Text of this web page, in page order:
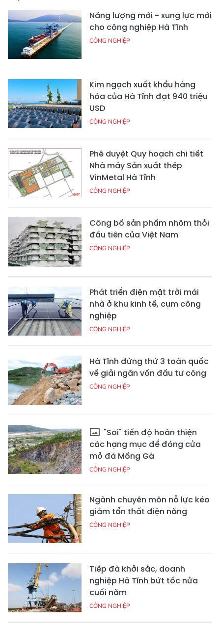
Năng lượng mới - xung lực mới
cho công nghiệp Hà Tĩnh
CÔNG NGHIỆP
Kim ngạch xuất khẩu hàng
hóa của Hà Tĩnh đạt 940 triệu
USD
CÔNG NGHIỆP
Phê duyệt Quy hoạch chi tiết
Nhà máy Sản xuất thép
VinMetal Hà Tĩnh
CÔNG NGHIỆP
Công bố sản phẩm nhôm thỏi
đầu tiên của Việt Nam
CÔNG NGHIỆP
Phát triển điện mặt trời mái
nhà ở khu kinh tế, cụm công
nghiệp
CÔNG NGHIỆP
Hà Tĩnh đứng thứ 3 toàn quốc
về giải ngân vốn đầu tư công
CÔNG NGHIỆP
"Soi" tiến độ hoàn thiện
các hạng mục để đóng cửa
mỏ đá Mồng Gà
CÔNG NGHIỆP
Ngành chuyên môn nỗ lực kéo
giảm tổn thất điện năng
CÔNG NGHIỆP
Tiếp đà khởi sắc, doanh
nghiệp Hà Tĩnh bứt tốc nửa
cuối năm
CÔNG NGHIỆP